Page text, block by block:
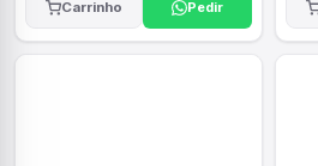
Carrinho Pedir